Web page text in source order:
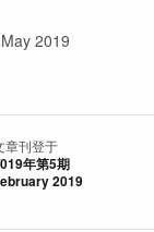
2019
章刊登于
年第5期
2019